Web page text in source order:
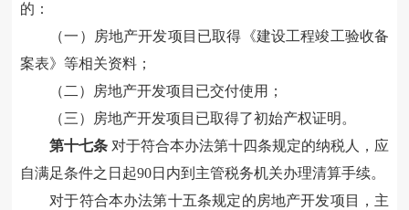
的：
（一）房地产开发项目已取得《建设工程竣工验收备
案表》等相关资料；
（二）房地产开发项目已交付使用 ；
（三）房地产开发项目已取得了初始产权证明。
第十七条对于符合本办法第十四条规定的纳税人，应
自满足条件之日起90日内到主管税务机关办理清算手续。
对于符合本办法第十五条规定的房地产开发项目，主